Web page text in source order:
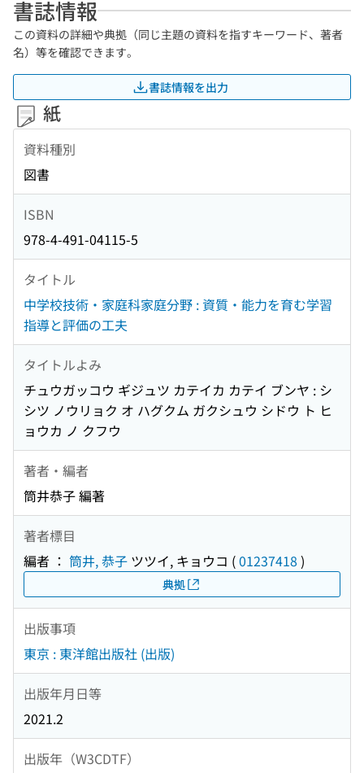
書誌情報
この資料の詳細や典拠（同じ主題の資料を指すキーワード、著者
名）等を確認できます。
書誌情報を出力
紙
資料種別
図書
ISBN
978-4-491-04115-5
タイトル
中学校技術・家庭科家庭分野 : 資質・能力を育む学習
指導と評価の工夫
タイトルよみ
チュウガッコウ ギジュツ カテイカ カテイ ブンヤ : シ
シツ ノウリョク オ ハグクム ガクシュウ シドウ ト ヒ
ョウカ ノ クフウ
著者・編者
筒井恭子 編著
著者標目
編者 ： 筒井, 恭子 ツツイ, キョウコ (01237418 )
典拠
出版事項
東京 : 東洋館出版社 (出版)
出版年月日等
2021.2
出版年（W3CDTF）